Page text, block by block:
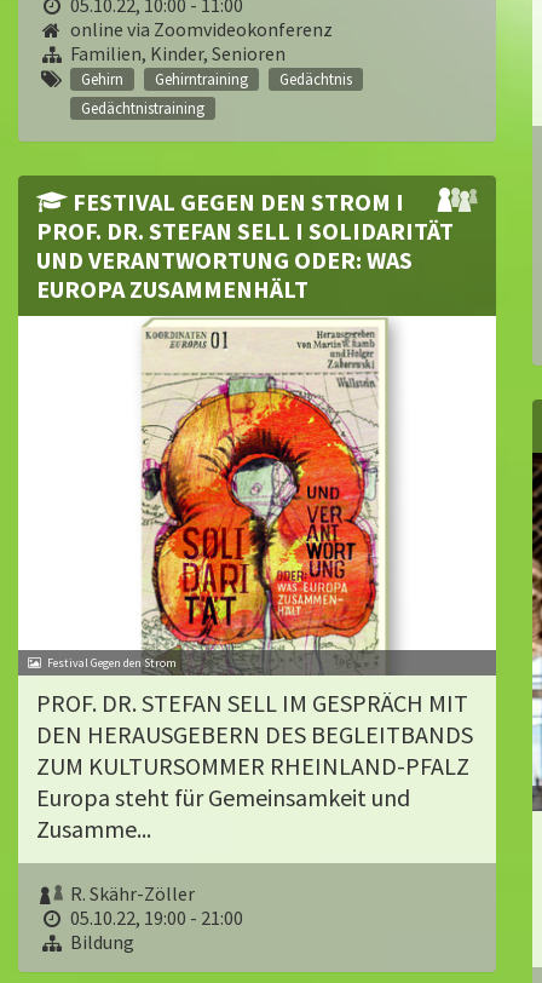
05.10.22, 10:00 - 11:00
online via Zoomvideokonferenz
Familien, Kinder, Senioren
Gehirn Gehirntraining
Gedächtnis
Gedächtnistraining
FESTIVAL GEGEN DEN STROM I
PROF. DR. STEFAN SELL I SOLIDARITÄT
UND VERANTWORTUNG ODER: WAS
EUROPA ZUSAMMENHÄLT
Festival Gegen den Strom
PROF. DR. STEFAN SELL IM GESPRÄCH MIT
DEN HERAUSGEBERN DES BEGLEITBANDS
ZUM KULTURSOMMER RHEINLAND-PFALZ
Europa steht für Gemeinsamkeit und
Zusamme...
R. Skähr-Zöller
05.10.22, 19:00 - 21:00
Bildung